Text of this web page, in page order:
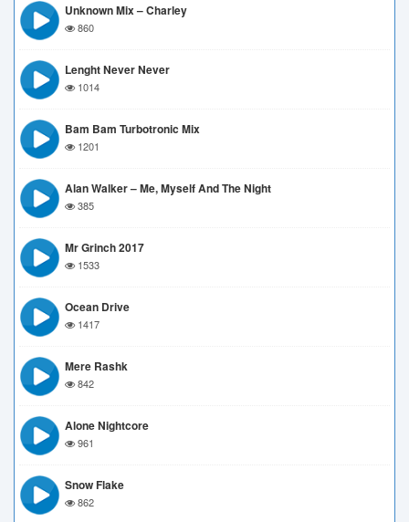
Unknown Mix – Charley
860
Lenght Never Never
1014
Bam Bam Turbotronic Mix
1201
Alan Walker – Me, Myself And The Night
385
Mr Grinch 2017
1533
Ocean Drive
1417
Mere Rashk
842
Alone Nightcore
961
Snow Flake
862